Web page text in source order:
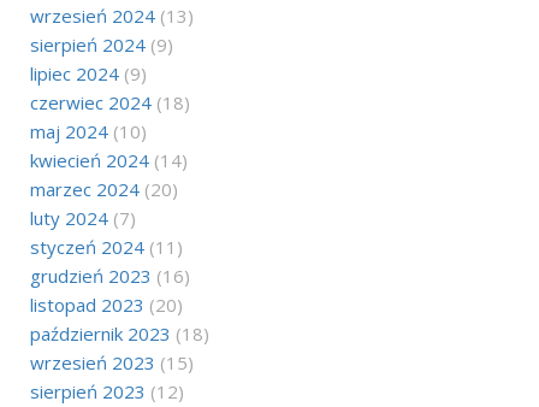
wrzesień 2024 (13)
sierpień 2024 (9)
lipiec 2024 (9)
czerwiec 2024 (18)
maj 2024 (10)
kwiecień 2024 (14)
marzec 2024 (20)
luty 2024 (7)
styczeń 2024 (11)
grudzień 2023 (16)
listopad 2023 (20)
październik 2023 (18)
wrzesień 2023 (15)
sierpień 2023 (12)